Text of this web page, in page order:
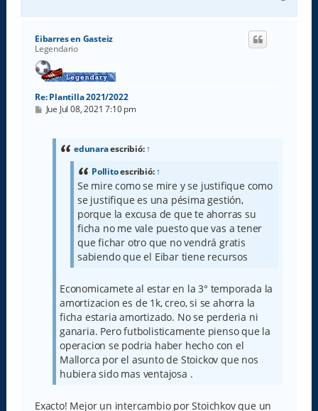
r
Eibarres en Gasteiz
Legendario
Re: Plantilla 2021/2022
M
Jue Jul 08, 2021 7:10 pm
edunaraescribió:↑
Pollitoescribió:↑
Se mire como se mire y se justifique como
se justifique es una pésima gestión,
porque la excusa de que te ahorras su
ficha no me vale puesto que vas a tener
que fichar otro que no vendrá gratis
sabiendo que el Eibar tiene recursos
Economicamete al estar en la 3° temporada la
amortizacion es de 1k, creo, si se ahorra la
ficha estaria amortizado. No se perderia ni
ganaria. Pero futbolisticamente pienso que la
operacion se podria haber hecho con el
Mallorca por el asunto de Stoickov que nos
hubiera sido mas ventajosa .
Exacto! Mejor un intercambio por Stoichkov que un